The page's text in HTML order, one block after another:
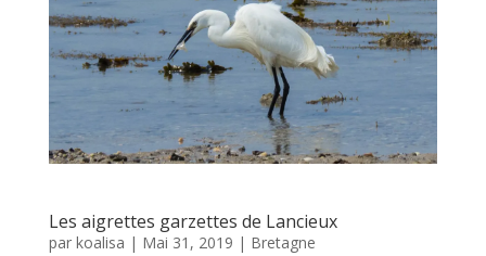
Les aigrettes garzettes de Lancieux
par koalisa | Mai 31, 2019 | Bretagne